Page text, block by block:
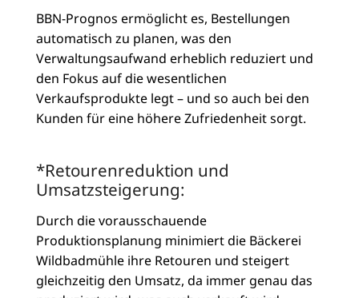
BBN-Prognos ermöglicht es, Bestellungen
automatisch zu planen, was den
Verwaltungsaufwand erheblich reduziert und
den Fokus auf die wesentlichen
Verkaufsprodukte legt – und so auch bei den
Kunden für eine höhere Zufriedenheit sorgt.
*Retourenreduktion und
Umsatzsteigerung:
Durch die vorausschauende
Produktionsplanung minimiert die Bäckerei
Wildbadmühle ihre Retouren und steigert
gleichzeitig den Umsatz, da immer genau das